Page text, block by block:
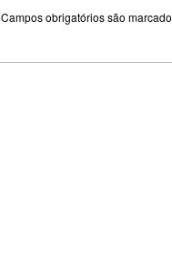
Campos obrigatórios são